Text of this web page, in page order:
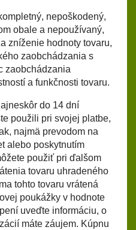
nepoškodený,
obale a nepoužívaný,
zníženie hodnoty tovaru,
zaobchádzania s
zaobchádzania
a funkčnosti tovaru.
do 14 dní
použili pri svojej platbe,
najmä prevodom na
alebo poskytnutím
použiť pri ďalšom
tovaru uhradeného
tohto tovaru vrátená
poukážky v hodnote
uveďte informáciu, o
máte záujem. Kúpnu